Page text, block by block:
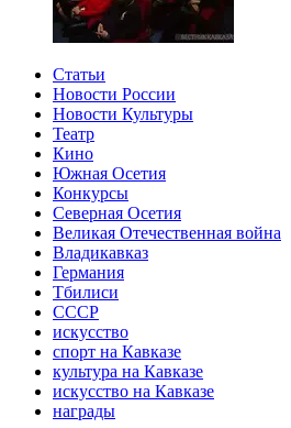
Статьи
Новости России
Новости Культуры
Театр
Кино
Южная Осетия
Конкурсы
Северная Осетия
Великая Отечественная война
Владикавказ
Германия
Тбилиси
СССР
искусство
спорт на Кавказе
культура на Кавказе
искусство на Кавказе
награды